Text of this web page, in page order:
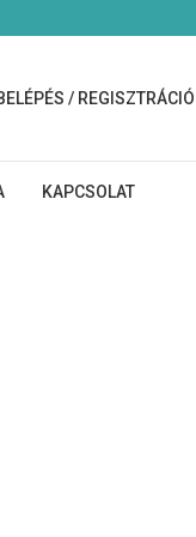
/ REGISZTRÁCIÓ
KAPCSOLAT